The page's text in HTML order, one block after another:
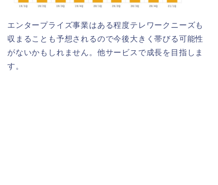
エンタープライズ事業はある程度テレワークニーズも
収まることも予想されるので今後大きく帯びる可能性
がないかもしれません。他サービスで成長を目指しま
す。